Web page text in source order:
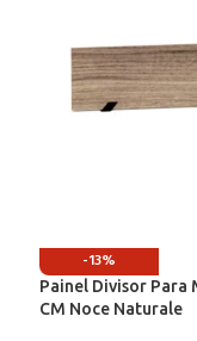
-13%
Painel Divisor Para
CM Noce Naturale